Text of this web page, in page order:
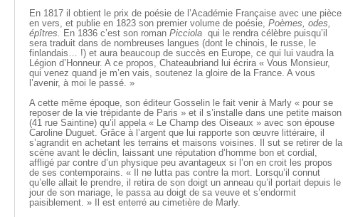
En 1817 il obtient le prix de poésie de l’Académie Française avec une pièce
en vers, et publie en 1823 son premier volume de poésie, Poèmes, odes,
épîtres. En 1836 c’est son roman Picciolaqui le rendra célèbre puisqu’il
sera traduit dans de nombreuses langues (dont le chinois, le russe, le
finlandais… !) et aura beaucoup de succès en Europe, ce qui lui vaudra la
Légion d’Honneur. A ce propos, Chateaubriand lui écrira « Vous Monsieur,
qui venez quand je m’en vais, soutenez la gloire de la France. A vous
l’avenir, à moi le passé. »
A cette même époque, son éditeur Gosselin le fait venir à Marly « pour se
reposer de la vie trépidante de Paris » et il s’installe dans une petite maison
(41 rue Saintine) qu’il appela « Le Champ des Oiseaux » avec son épouse
Caroline Duguet. Grâce à l’argent que lui rapporte son œuvre littéraire, il
s’agrandit en achetant les terrains et maisons voisines. Il sut se retirer de la
scène avant le déclin, laissant une réputation d’homme bon et cordial,
affligé par contre d’un physique peu avantageux si l’on en croit les propos
de ses contemporains. « Il ne lutta pas contre la mort. Lorsqu’il connut
qu’elle allait le prendre, il retira de son doigt un anneau qu’il portait depuis le
jour de son mariage, le passa au doigt de sa veuve et s’endormit
paisiblement. » Il est enterré au cimetière de Marly.